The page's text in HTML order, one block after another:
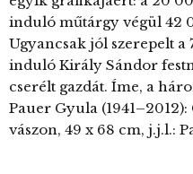
induló műtárgy végül 42
Ugyancsak jól szerepelt
induló Király Sándor
cserélt gazdát. Íme, a
Pauer Gyula
vászon, 49 x 68 cm, j.j.l.: